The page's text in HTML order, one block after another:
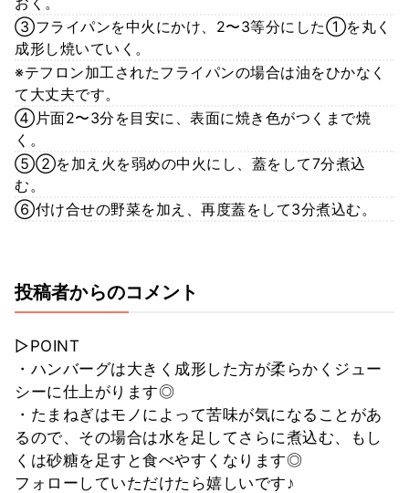
③フライパンを中火にかけ、2〜3等分にした①を丸く
成形し焼いていく。
※テフロン加工されたフライパンの場合は油をひかなく
て大丈夫です。
④片面2〜3分を目安に、表面に焼き色がつくまで焼
く。
⑤②を加え火を弱めの中火にし、蓋をして7分煮込
む。
⑥付け合せの野菜を加え、再度蓋をして3分煮込む。
投稿者からのコメント
▷POINT
・ハンバーグは大きく成形した方が柔らかくジュー
シーに仕上がります◎
・たまねぎはモノによって苦味が気になることがあ
るので、その場合は水を足してさらに煮込む、もし
くは砂糖を足すと食べやすくなります◎
フォローしていただけたら嬉しいです♪